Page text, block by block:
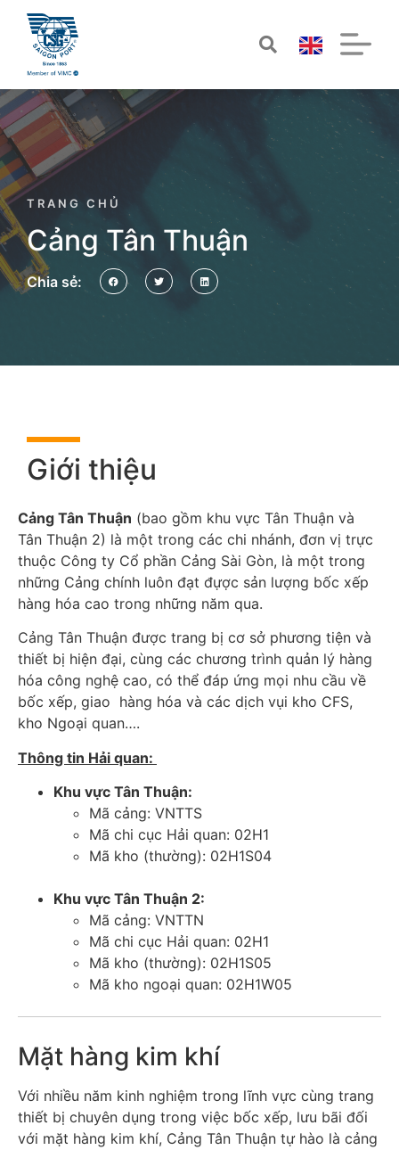
TRANG CHỦ
Cảng Tân Thuận
Chia sẻ:
Giới thiệu
Cảng Tân Thuận (bao gồm khu vực Tân Thuận và
Tân Thuận 2) là một trong các chi nhánh, đơn vị trực
thuộc Công ty Cổ phần Cảng Sài Gòn, là một trong
những Cảng chính luôn đạt đựợc sản lượng bốc xếp
hàng hóa cao trong những năm qua.
Cảng Tân Thuận được trang bị cơ sở phương tiện và
thiết bị hiện đại, cùng các chương trình quản lý hàng
hóa công nghệ cao, có thể đáp ứng mọi nhu cầu về
bốc xếp, giao hàng hóa và các dịch vụi kho CFS,
kho Ngoại quan….
Thông tin Hải quan:
Khu vực Tân Thuận:
Mã cảng: VNTTS
Mã chi cục Hải quan: 02H1
Mã kho (thường): 02H1S04
Khu vực Tân Thuận 2:
Mã cảng: VNTTN
Mã chi cục Hải quan: 02H1
Mã kho (thường): 02H1S05
Mã kho ngoại quan: 02H1W05
Mặt hàng kim khí
Với nhiều năm kinh nghiệm trong lĩnh vực cùng trang
thiết bị chuyên dụng trong việc bốc xếp, lưu bãi đối
với mặt hàng kim khí, Cảng Tân Thuận tự hào là cảng